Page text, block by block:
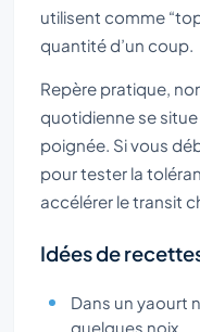
utilisent comme
quantité d’un coup.
Repère pratique,
quotidienne se
poignée. Si vous
pour tester la
accélérer le transit
Idées de
Dans un yaourt
quelques noix.